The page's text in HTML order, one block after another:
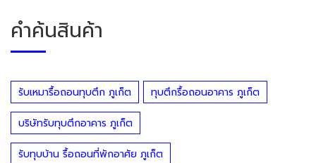
คำค้นสินค้า
รับเหมารื้อถอนทุบตึก ภูเก็ต ทุบตึกรื้อถอนอาคาร ภูเก็ต
บริษัทรับทุบตึกอาคาร ภูเก็ต
รับทุบบ้าน รื้อถอนที่พักอาศัย ภูเก็ต